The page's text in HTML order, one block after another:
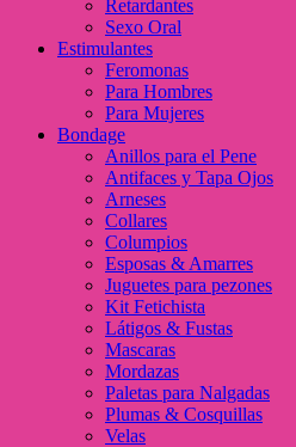
Retardantes
Sexo Oral
Estimulantes
Feromonas
Para Hombres
Para Mujeres
Bondage
Anillos para el Pene
Antifaces y Tapa Ojos
Arneses
Collares
Columpios
Esposas & Amarres
Juguetes para pezones
Kit Fetichista
Látigos & Fustas
Mascaras
Mordazas
Paletas para Nalgadas
Plumas & Cosquillas
Velas